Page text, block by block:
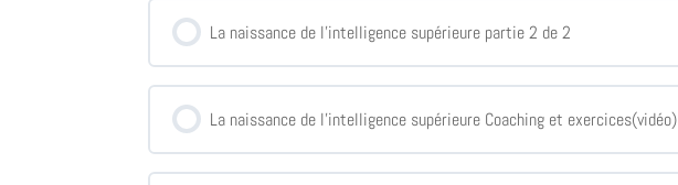
La naissance de l’intelligence supérieure partie 2 de 2
La naissance de l’intelligence supérieure Coaching et exercices(vidéo)